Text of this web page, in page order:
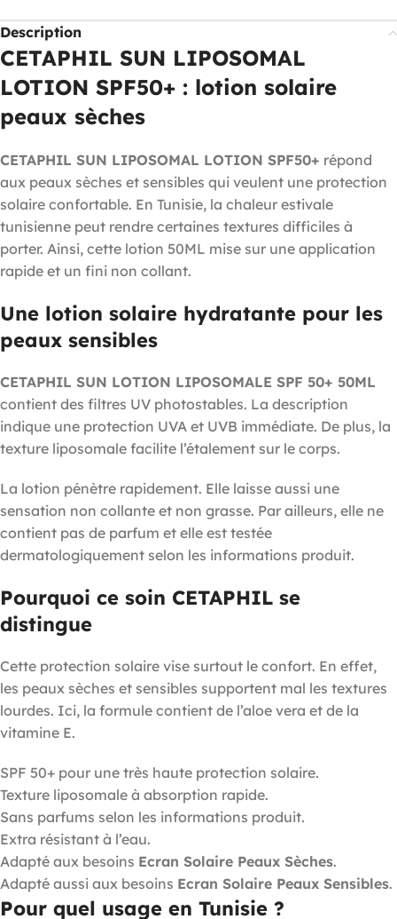
Description
CETAPHIL SUN LIPOSOMAL
LOTION SPF50+ : lotion solaire
peaux sèches
CETAPHIL SUN LIPOSOMAL LOTION SPF50+ répond
aux peaux sèches et sensibles qui veulent une protection
solaire confortable. En Tunisie, la chaleur estivale
tunisienne peut rendre certaines textures difficiles à
porter. Ainsi, cette lotion 50ML mise sur une application
rapide et un fini non collant.
Une lotion solaire hydratante pour les
peaux sensibles
CETAPHIL SUN LOTION LIPOSOMALE SPF 50+ 50ML
contient des filtres UV photostables. La description
indique une protection UVA et UVB immédiate. De plus, la
texture liposomale facilite l’étalement sur le corps.
La lotion pénètre rapidement. Elle laisse aussi une
sensation non collante et non grasse. Par ailleurs, elle ne
contient pas de parfum et elle est testée
dermatologiquement selon les informations produit.
Pourquoi ce soin CETAPHIL se
distingue
Cette protection solaire vise surtout le confort. En effet,
les peaux sèches et sensibles supportent mal les textures
lourdes. Ici, la formule contient de l’aloe vera et de la
vitamine E.
SPF 50+ pour une très haute protection solaire.
Texture liposomale à absorption rapide.
Sans parfums selon les informations produit.
Extra résistant à l’eau.
Adapté aux besoins Ecran Solaire Peaux Sèches.
Adapté aussi aux besoins Ecran Solaire Peaux Sensibles.
Pour quel usage en Tunisie ?